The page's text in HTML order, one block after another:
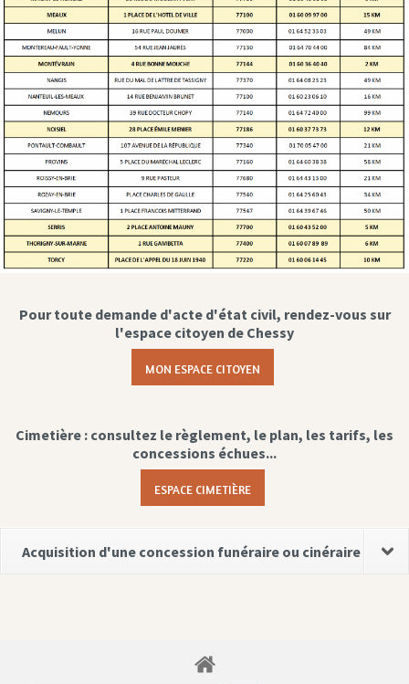
Pour toute demande d'acte d'état civil, rendez-vous sur
l'espace citoyen de Chessy
MON ESPACE CITOYEN
Cimetière : consultez le règlement, le plan, les tarifs, les
concessions échues...
ESPACE CIMETIÈRE
Acquisition d'une concession funéraire ou cinéraire